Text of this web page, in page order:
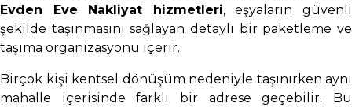
Evden Eve Nakliyat hizmetleri, eşyaların güvenli
şekilde taşınmasını sağlayan detaylı bir paketleme ve
taşıma organizasyonu içerir.
Birçok kişi kentsel dönüşüm nedeniyle taşınırken aynı
mahalle içerisinde farklı bir adrese geçebilir. Bu